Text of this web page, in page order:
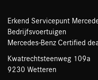
Erkend Servicepunt
Bedrijfsvoertuigen
Mercedes-Benz Certified
Kwatrechtsteenweg 109a
9230 Wetteren